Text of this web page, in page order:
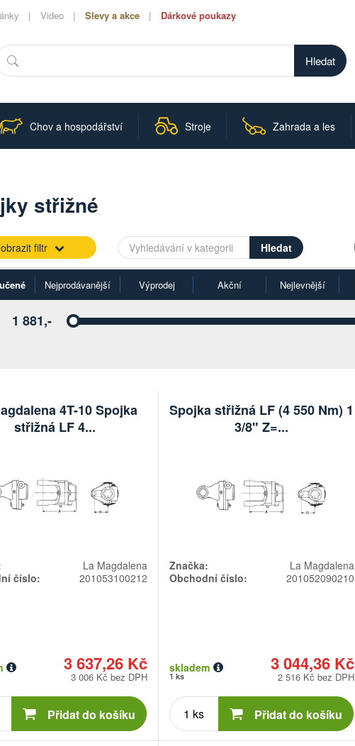
Video Slevy a akce Dárkové poukazy
Chov a hospodářství Stroje Zahrada a les
střižné
filtr
Nejprodávanější Výprodej Akční Nejlevnější
Vyberte
1 881,-
4T-10 Spojka
střižná LF 4...
La Magdalena
číslo:
201053100212
3 637,26 Kč
3 006 Kč bez DPH
Počet
kusů Přidat do košíku
Spojka střižná LF (4 550 Nm) 1
3/8" Z=...
Značka:
La Magdalena
Obchodní číslo:
201052090210
3 044,36 Kč
skladem
1 ks 2 516 Kč bez DPH
Počet
kusů Přidat do košíku